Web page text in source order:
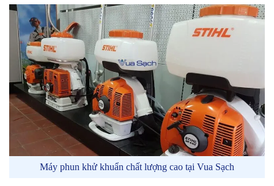
Máy phun khử khuẩn chất lượng cao tại Vua Sạch